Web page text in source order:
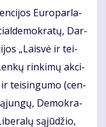
Eu­ro­par­la­
Dar­
„Lais­vė ir tei­
rin­ki­mų ak­ci­
tei­sin­gu­mo (cen­
De­mok­ra­
są­jū­džio,